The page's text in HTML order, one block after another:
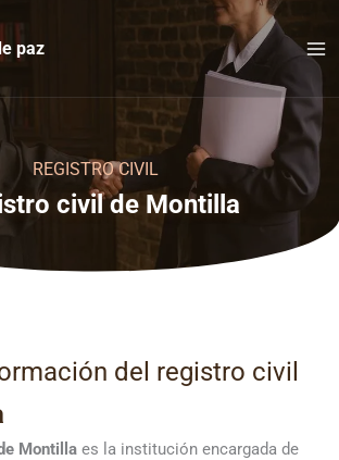
paz
REGISTRO CIVIL
civil de Montilla
del registro civil
Montilla es la institución encargada de